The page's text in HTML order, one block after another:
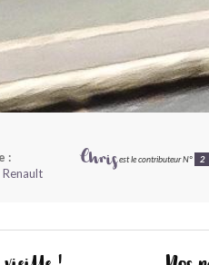
:
Renault
Chrisest le contributeur N° 2